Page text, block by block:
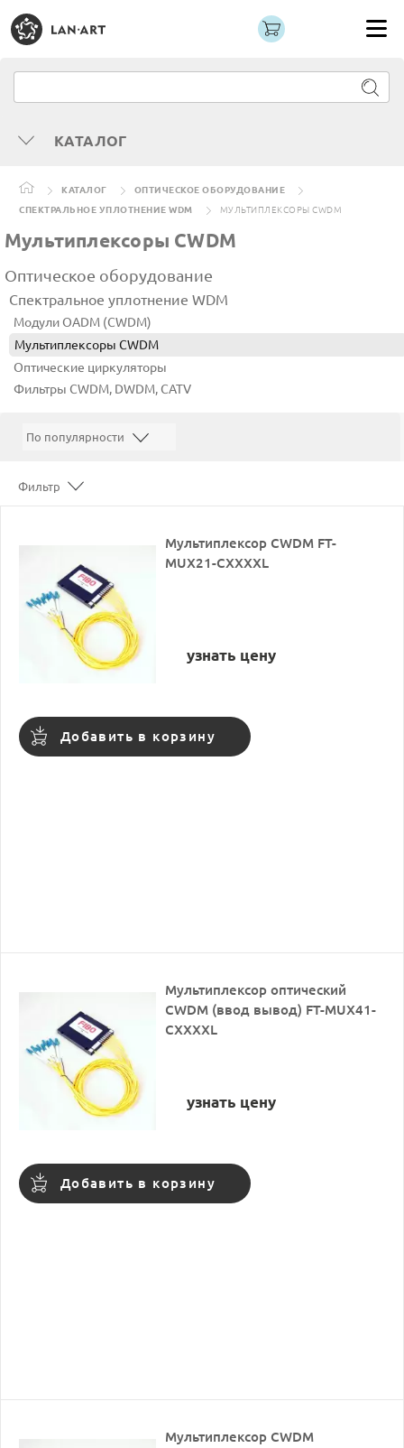
КАТАЛОГ
КАТАЛОГ
ОПТИЧЕСКОЕ ОБОРУДОВАНИЕ
СПЕКТРАЛЬНОЕ УПЛОТНЕНИЕ WDM
МУЛЬТИПЛЕКСОРЫ CWDM
Мультиплексоры CWDM
Оптическое оборудование
Спектральное уплотнение WDM
Модули OADM (CWDM)
Мультиплексоры CWDM
Оптические циркуляторы
Фильтры CWDM, DWDM, CATV
Фильтр
Мультиплексор CWDM FT-
MUX21-CXXXXL
узнать цену
Добавить в корзину
Мультиплексор оптический
CWDM (ввод вывод) FT-MUX41-
CXXXXL
узнать цену
Добавить в корзину
Мультиплексор CWDM